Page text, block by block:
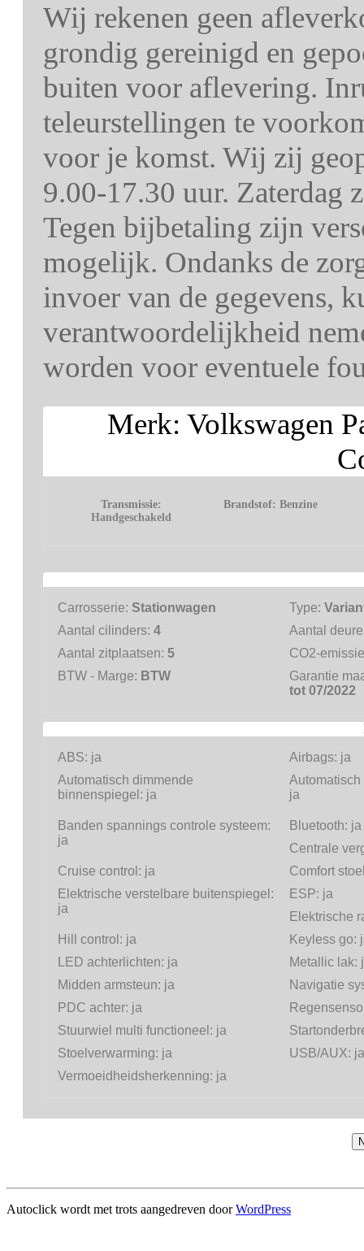
Wij rekenen geen
grondig gereinigd en
buiten voor aflevering.
teleurstellingen te
voor je komst. Wij zij
9.00-17.30 uur. Zaterdag
Tegen bijbetaling zijn
mogelijk. Ondanks de
invoer van de gegevens,
verantwoordelijkheid
worden voor eventuele
Merk: Volkswagen
Transmissie:
Handgeschakeld
Brandstof:Benzine
Carrosserie: Stationwagen Type:
Aantal cilinders: 4
Aantal
Aantal zitplaatsen: 5
CO2-
BTW - Marge: BTW
Garantie
tot 07/2022
ABS: ja Airbags: ja
Automatisch dimmende
binnenspiegel: ja
ja
Banden spannings controle systeem:
ja
Bluetooth: ja
Centrale
Cruise control: ja
Comfort
Elektrische verstelbare buitenspiegel:
ja
ESP: ja
Elektrische
Hill control: ja Keyless go:
LED achterlichten: ja Metallic lak:
Midden armsteun: ja
Navigatie
PDC achter: ja
Stuurwiel multi functioneel: ja
Stoelverwarming: ja USB/AUX: ja
Vermoeidheidsherkenning: ja
Autoclick wordt met trots aangedreven doorWordPress